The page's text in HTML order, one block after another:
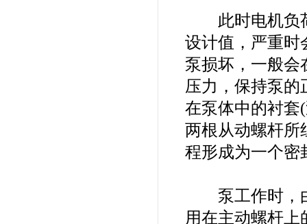
此时电机负荷
设计值，严重时
泵损坏，一般会
压力，保持泵的
在泵体中的衬套
两根从动螺杆所
程形成为一个密
泵工作时，由
用在主动螺杆